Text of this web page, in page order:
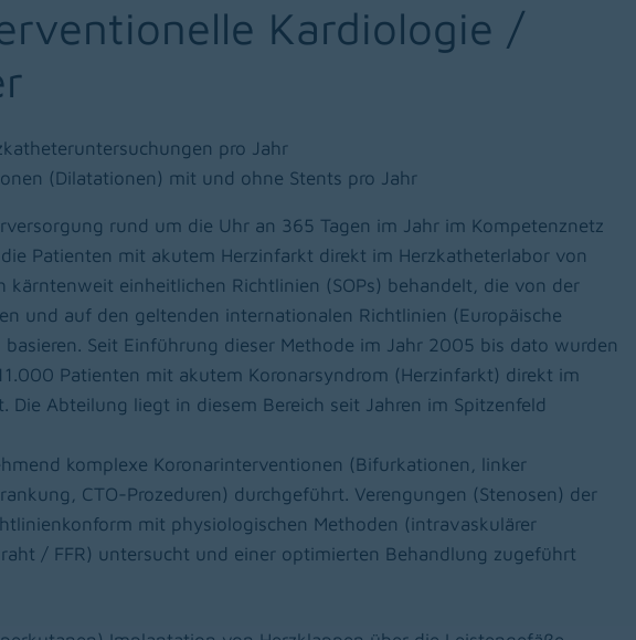
Kardiologie /
pro Jahr
(Dilatationen) mit und ohne Stents pro Jahr
rund um die Uhr an 365 Tagen im Jahr im Kompetenznetz
Patienten mit akutem Herzinfarkt direkt im Herzkatheterlabor von
kärntenweit einheitlichen Richtlinien (SOPs) behandelt, die von der
und auf den geltenden internationalen Richtlinien (Europäische
Seit Einführung dieser Methode im Jahr 2005 bis dato wurden
Patienten mit akutem Koronarsyndrom (Herzinfarkt) direkt im
Die Abteilung liegt in diesem Bereich seit Jahren im Spitzenfeld
komplexe Koronarinterventionen (Bifurkationen, linker
CTO-Prozeduren) durchgeführt. Verengungen (Stenosen) der
mit physiologischen Methoden (intravaskulärer
/ FFR) untersucht und einer optimierten Behandlung zugeführt